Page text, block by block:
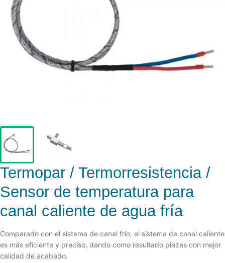
Termopar / Termorresistencia /
Sensor de temperatura para
canal caliente de agua fría
Comparado con el sistema de canal frío, el sistema de canal caliente
es más eficiente y preciso, dando como resultado piezas con mejor
calidad de acabado.